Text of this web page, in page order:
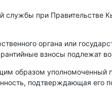
службы при Правительстве
органа или
взносы подлежат
образом уполномоченный
подтверждающая его